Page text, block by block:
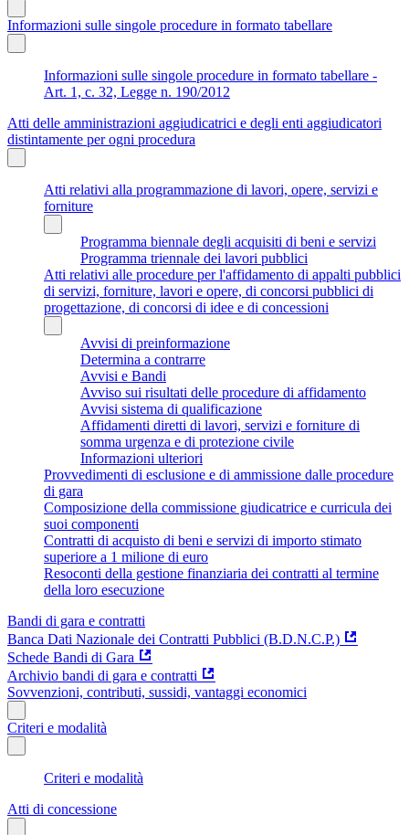
Informazioni sulle singole procedure in formato tabellare
Informazioni sulle singole procedure in formato tabellare -
Art. 1, c. 32, Legge n. 190/2012
Atti delle amministrazioni aggiudicatrici e degli enti aggiudicatori
distintamente per ogni procedura
Atti relativi alla programmazione di lavori, opere, servizi e
forniture
Programma biennale degli acquisiti di beni e servizi
Programma triennale dei lavori pubblici
Atti relativi alle procedure per l'affidamento di appalti pubblici
di servizi, forniture, lavori e opere, di concorsi pubblici di
progettazione, di concorsi di idee e di concessioni
Avvisi di preinformazione
Determina a contrarre
Avvisi e Bandi
Avviso sui risultati delle procedure di affidamento
Avvisi sistema di qualificazione
Affidamenti diretti di lavori, servizi e forniture di
somma urgenza e di protezione civile
Informazioni ulteriori
Provvedimenti di esclusione e di ammissione dalle procedure
di gara
Composizione della commissione giudicatrice e curricula dei
suoi componenti
Contratti di acquisto di beni e servizi di importo stimato
superiore a 1 milione di euro
Resoconti della gestione finanziaria dei contratti al termine
della loro esecuzione
Bandi di gara e contratti
Banca Dati Nazionale dei Contratti Pubblici (B.D.N.C.P.)
Schede Bandi di Gara
Archivio bandi di gara e contratti
Sovvenzioni, contributi, sussidi, vantaggi economici
Criteri e modalità
Criteri e modalità
Atti di concessione